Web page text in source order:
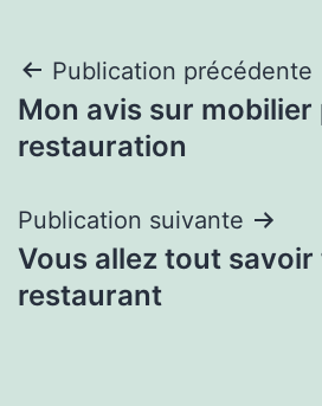
Navigation
de
Publication précédente
Mon avis sur
restauration
Publication suivante
Vous allez tout savoir
restaurant